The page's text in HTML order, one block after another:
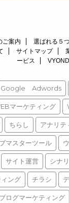
ご案内 選ばれる５
サイトマップ
ービス
VYOND
Google Adwords
マーケティング
ちらし アナリテ
マスターツール
サイト運営 シナ
ング チラシ
ブログマーケティング